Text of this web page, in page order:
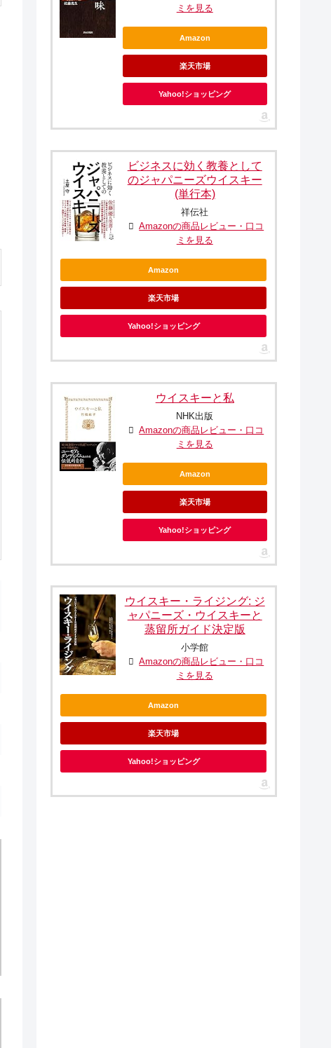
ミを見る
Amazon
楽天市場
Yahoo!ショッピング
ビジネスに効く教養として
のジャパニーズウイスキー
(単行本)
祥伝社
Amazonの商品レビュー・口コ
ミを見る
Amazon
楽天市場
Yahoo!ショッピング
ウイスキーと私
NHK出版
Amazonの商品レビュー・口コ
ミを見る
Amazon
楽天市場
Yahoo!ショッピング
ウイスキー・ライジング: ジ
ャパニーズ・ウイスキーと
蒸留所ガイド決定版
小学館
Amazonの商品レビュー・口コ
ミを見る
Amazon
楽天市場
Yahoo!ショッピング